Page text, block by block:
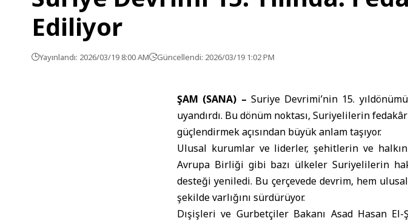
Ediliyor
Yayınlandı: 2026/03/19 8:00 AM Güncellendi: 2026/03/19 1:02 PM
ŞAM (SANA) – Suriye Devrimi’nin 15.
uyandırdı. Bu dönüm noktası, Suriyelilerin
güçlendirmek açısından büyük anlam taşıyor.
Ulusal kurumlar ve liderler, şehitlerin ve halkın
Avrupa Birliği gibi bazı ülkeler Suriyelilerin
desteği yeniledi. Bu çerçevede devrim, hem
şekilde varlığını sürdürüyor.
Dışişleri ve Gurbetçiler Bakanı Asad Hasan